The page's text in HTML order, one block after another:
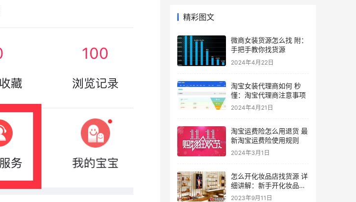
精彩图文
微商女装货源怎么找 附：
手把手教你找货源
2024年4月22日
淘宝女装代理商如何 秒
懂：淘宝代理商注意事项
2024年4月21日
淘宝运费险怎么用退货 最
新淘宝运费险使用规则
2024年3月1日
怎么开化妆品店找货源 详
细讲解：新手开化妆品店
需要什么条件
2023年9月11日